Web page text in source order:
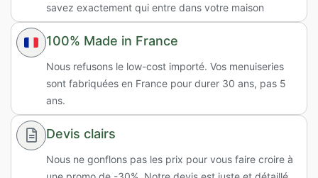
savez exactement qui entre dans votre maison
100% Made in France
Nous refusons le low-cost importé. Vos menuiseries
sont fabriquées en France pour durer 30 ans, pas 5
ans.
Devis clairs
Nous ne gonflons pas les prix pour vous faire croire à